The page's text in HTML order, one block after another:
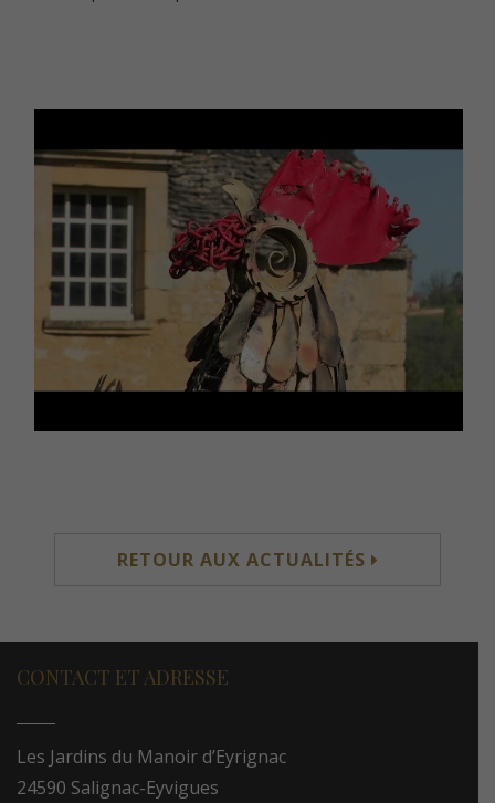
RETOUR AUX ACTUALITÉS
CONTACT ET ADRESSE
Les Jardins du Manoir d’Eyrignac
24590 Salignac-Eyvigues